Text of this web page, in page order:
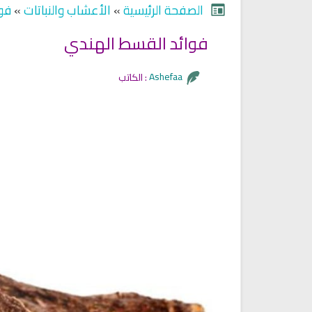
الصفحة الرئيسية»الأعشاب والنباتات»
الكاتب :Ashefaa
Ruqyah Shariah
Ruqya regained her sight
Ruqyah Shariah
Discover Islam and Muslims